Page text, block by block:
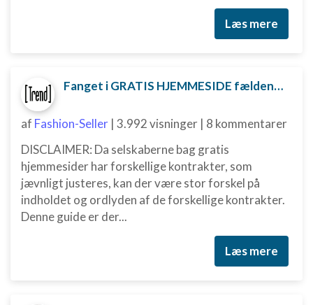
Læs mere
Fanget i GRATIS HJEMMESIDE fælden? Sådan kan du måske komme ud af aftalen
af Fashion-Seller | 3.992 visninger | 8 kommentarer
DISCLAIMER: Da selskaberne bag gratis
hjemmesider har forskellige kontrakter, som
jævnligt justeres, kan der være stor forskel på
indholdet og ordlyden af de forskellige kontrakter.
Denne guide er der...
Læs mere